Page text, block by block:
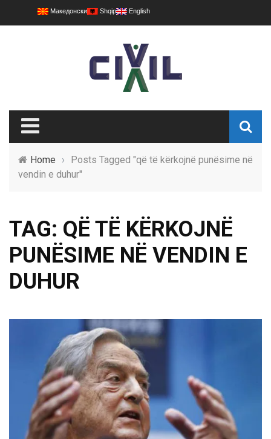
Македонски Shqip English
Home ›
Posts Tagged "që të kërkojnë punësime në
vendin e duhur"
TAG: QË TË KËRKOJNË
PUNËSIME NË VENDIN E
DUHUR